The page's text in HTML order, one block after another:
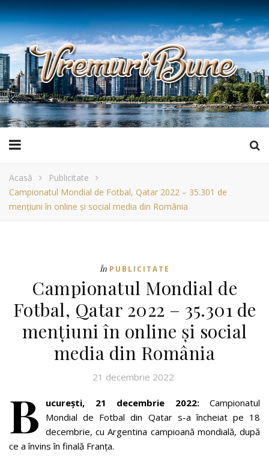
Acasă
Publicitate
Campionatul Mondial de Fotbal, Qatar 2022 – 35.301 de
menţiuni în online și social media din România
În PUBLICITATE
Campionatul Mondial de
Fotbal, Qatar 2022 – 35.301 de
menţiuni în online și social
media din România
21 decembrie 2022
B ucureşti, 21 decembrie 2022: Campionatul
Mondial de Fotbal din Qatar s-a încheiat pe 18
decembrie, cu Argentina campioană mondială, după
ce a învins în finală Franța.